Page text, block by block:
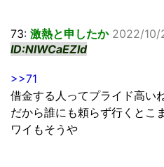
73: 激熱と申したか 2022/10/
ID:NlWCaEZId
>>71
借金する人ってプライド高い
だから誰にも頼らず行くとこ
ワイもそうや